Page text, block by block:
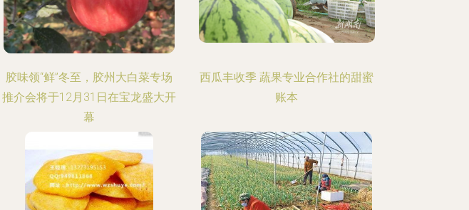
胶味领“鲜”冬至，胶州大白菜专场
推介会将于12月31日在宝龙盛大开
幕
西瓜丰收季 蔬果专业合作社的甜蜜
账本